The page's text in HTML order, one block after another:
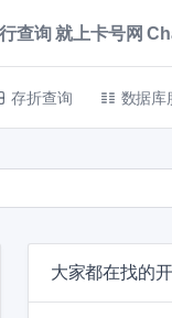
查询 就上卡号网
存折查询 数据库
大家都在找的